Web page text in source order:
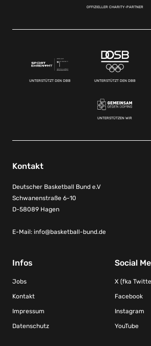
OFFIZIELLER CHARITY-PARTNER
UNTERSTÜTZT DEN DBB UNTERSTÜTZT DEN DBB
UNTERSTÜTZEN WIR
Kontakt
Deutscher Basketball Bund e.V
Schwanenstraße 6-10
D-58089 Hagen
E-Mail: info@basketball-bund.de
Infos
Jobs
Kontakt
Impressum
Datenschutz
Social
X (fka
Facebook
Instagram
YouTube